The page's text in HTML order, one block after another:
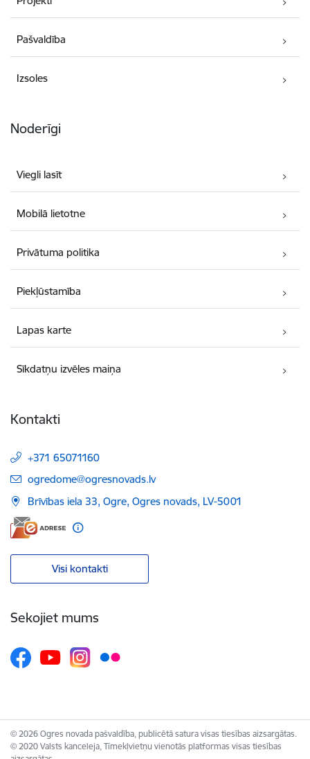
Pašvaldība
Izsoles
Noderīgi
Viegli lasīt
Mobilā lietotne
Privātuma politika
Piekļūstamība
Lapas karte
Sīkdatņu izvēles maiņa
Kontakti
+371 65071160
E-pasts:
ogredome@ogresnovads.lv
Brīvības iela 33, Ogre, Ogres novads, LV-5001
Visi kontakti
Sekojiet mums
© 2026 Ogres novada pašvaldība, publicētā satura visas tiesības aizsargātas.
© 2020 Valsts kanceleja, Tīmekļvietņu vienotās platformas visas tiesības